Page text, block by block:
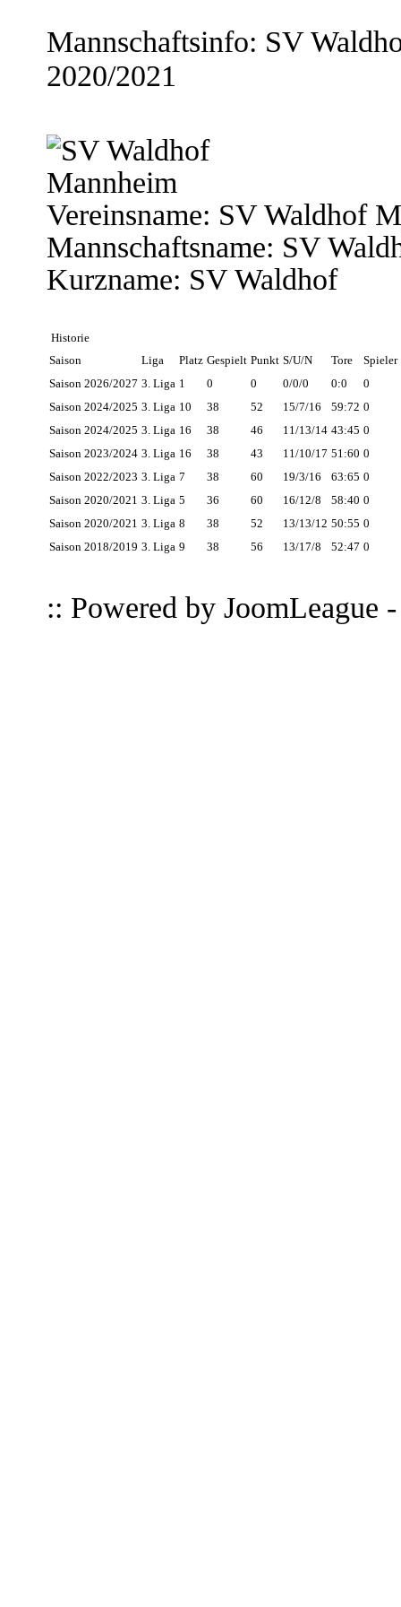
Mannschaftsinfo: SV
2020/2021
Vereinsname: SV Waldhof
Mannschaftsname: SV
Kurzname: SV Waldhof
Historie
Saison
Liga Platz Gespielt Punkt S/U/N Tore
Spieler
Saison 2026/2027 3. Liga 1 0 0 0/0/0 0:0
0
Saison 2024/2025 3. Liga 10 38 52 15/7/16 59:72 0
Saison 2024/2025 3. Liga 16 38 46 11/13/14 43:45 0
Saison 2023/2024 3. Liga 16 38 43 11/10/17 51:60 0
Saison 2022/2023 3. Liga 7 38 60 19/3/16 63:65 0
Saison 2020/2021 3. Liga 5 36 60 16/12/8 58:40 0
Saison 2020/2021 3. Liga 8 38 52 13/13/12 50:55 0
Saison 2018/2019 3. Liga 9 38 56 13/17/8 52:47 0
:: Powered by JoomLeague